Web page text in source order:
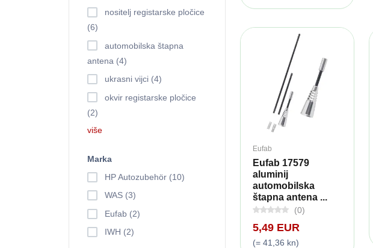
Eufab
Eufab 17579
aluminij
automobilska
štapna antena ...
(0)
5,49 EUR
(= 41,36 kn)
nositelj registarske pločice
(6)
automobilska štapna
antena (4)
ukrasni vijci (4)
okvir registarske pločice
(2)
više
Marka
HP Autozubehör (10)
WAS (3)
Eufab (2)
IWH (2)